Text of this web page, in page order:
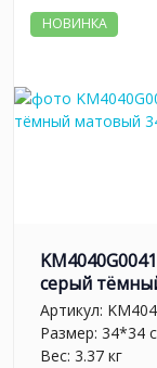
НОВИНКА
серый
Артикул:
Размер: 34*34
Вес: 3.37 кг